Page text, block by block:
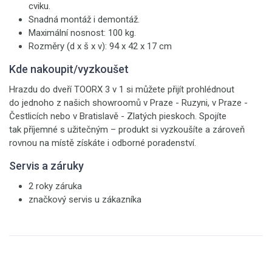
cviku.
Snadná montáž i demontáž.
Maximální nosnost: 100 kg.
Rozměry (d x š x v): 94 x 42 x 17 cm
Kde nakoupit/vyzkoušet
Hrazdu do dveří TOORX 3 v 1 si můžete přijít prohlédnout
do jednoho z našich showroomů v Praze - Ruzyni, v Praze -
Čestlicích nebo v Bratislavě - Zlatých pieskoch. Spojíte
tak příjemné s užitečným – produkt si vyzkoušíte a zároveň
rovnou na místě získáte i odborné poradenství.
Servis a záruky
2 roky záruka
značkový servis u zákazníka